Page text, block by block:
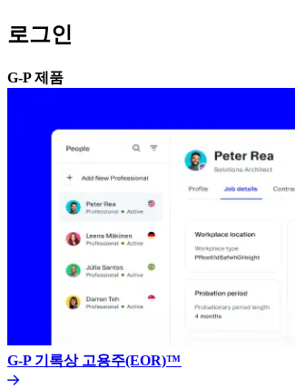
로그인​​
G-P 제품​​
G-P 기록상 고용주(EOR)™​​